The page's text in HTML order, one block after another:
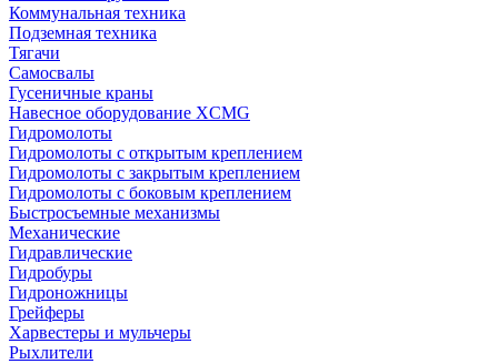
Коммунальная техника
Подземная техника
Тягачи
Самосвалы
Гусеничные краны
Навесное оборудование XCMG
Гидромолоты
Гидромолоты с открытым креплением
Гидромолоты с закрытым креплением
Гидромолоты с боковым креплением
Быстросъемные механизмы
Механические
Гидравлические
Гидробуры
Гидроножницы
Грейферы
Харвестеры и мульчеры
Рыхлители